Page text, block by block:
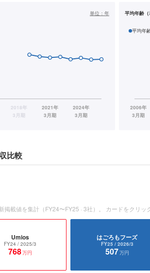
単位： 年 平均年齢（
平均年
比較
掲載値を集計（FY24〜FY25 · 3社）。 カードをクリッ
Umios
FY24 / 2025/3
768万円
はごろもフーズ
FY25 / 2026/3
507万円